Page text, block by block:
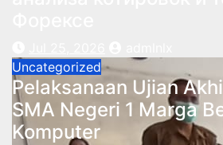
Uncategorized
Pelaksanaan Ujian
SMA Negeri 1 Marga
Komputer